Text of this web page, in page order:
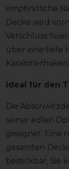
empfindliche
Decke wird
Verschluss
über eine tiefe
Karabinerhaken.
Ideal für den
Die
seiner edlen
geeignet. Eine
gesamten
bestickbar, Sie